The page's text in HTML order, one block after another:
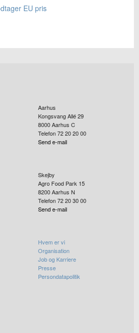
EU pris
Aarhus
Kongsvang Allé 29
8000Aarhus C
Telefon 72 20 20 00
Send e-mail
Skejby
Agro Food Park 15
8200Aarhus N
Telefon 72 20 30 00
Send e-mail
Hvem er vi
Organisation
Job og Karriere
Presse
Persondatapolitik